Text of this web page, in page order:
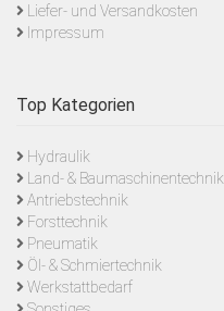
Liefer- und Versandkosten
Impressum
Top Kategorien
Hydraulik
Land- & Baumaschinentechnik
Antriebstechnik
Forsttechnik
Pneumatik
Öl- & Schmiertechnik
Werkstattbedarf